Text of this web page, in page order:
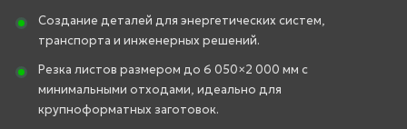
Создание деталей для энергетических систем,
транспорта и инженерных решений.
Резка листов размером до 6 050×2 000 мм с
минимальными отходами, идеально для
крупноформатных заготовок.